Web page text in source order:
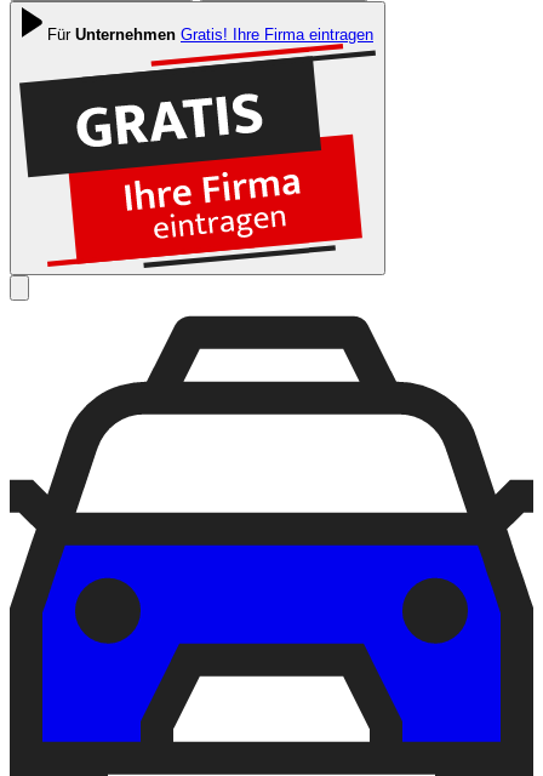
Für Unternehmen Gratis! Ihre Firma eintragen